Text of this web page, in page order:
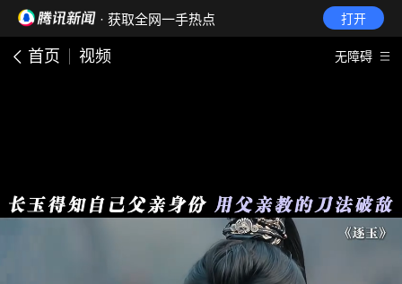
· 获取全网一手热点 打开
首页 视频 无障碍